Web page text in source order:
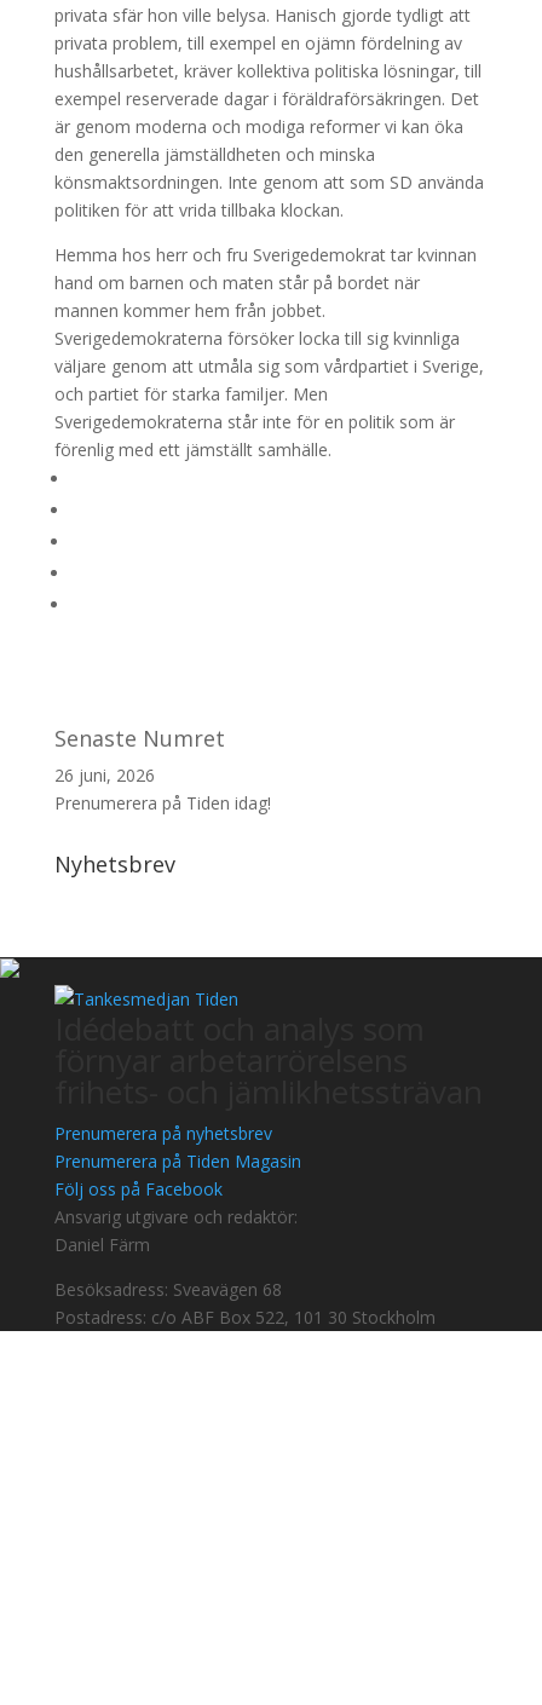
privata sfär hon ville belysa. Hanisch gjorde tydligt att
privata problem, till exempel en ojämn fördelning av
hushållsarbetet, kräver kollektiva politiska lösningar, till
exempel reserverade dagar i föräldraförsäkringen. Det
är genom moderna och modiga reformer vi kan öka
den generella jämställdheten och minska
könsmaktsordningen. Inte genom att som SD använda
politiken för att vrida tillbaka klockan.
Hemma hos herr och fru Sverigedemokrat tar kvinnan
hand om barnen och maten står på bordet när
mannen kommer hem från jobbet.
Sverigedemokraterna försöker locka till sig kvinnliga
väljare genom att utmåla sig som vårdpartiet i Sverige,
och partiet för starka familjer. Men
Sverigedemokraterna står inte för en politik som är
förenlig med ett jämställt samhälle.
Senaste Numret
26 juni, 2026
Prenumerera på Tiden idag!
Nyhetsbrev
Prenumerera på nyhetsbrev
Prenumerera på Tiden Magasin
Följ oss på Facebook
Ansvarig utgivare och redaktör:
Daniel Färm
Besöksadress: Sveavägen 68
Postadress: c/o ABF Box 522, 101 30 Stockholm